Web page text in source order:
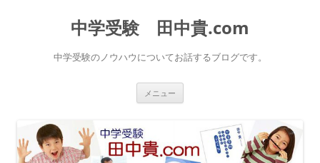
中学受験 田中貴.com
中学受験のノウハウについてお話するブログです。
メニュー
ス
キ